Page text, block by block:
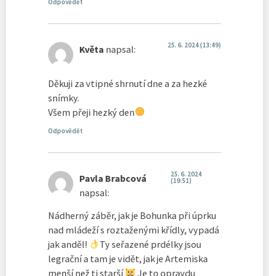
Odpovědět
Květa napsal: 25. 6. 2024 (13:49)
Děkuji za vtipné shrnutí dne a za hezké
snímky.
Všem přeji hezký den
Odpovědět
Pavla Brabcová
napsal:
25. 6. 2024
(19:51)
Nádherný záběr, jak je Bohunka při úprku
nad mládeží s roztaženými křídly, vypadá
jak anděl!
Ty seřazené prdélky jsou
legrační a tam je vidět, jak je Artemiska
menší než ti starší
Je to opravdu